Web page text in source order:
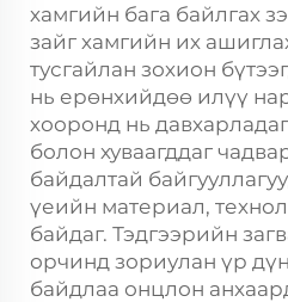
хамгийн бага байлгах
зайг хамгийн их
тусгайлан зохион
нь ерөнхийдөө илүү
хооронд нь
болон хуваагддаг
байдалтай
үеийн материал,
байдаг. Тэдгээрийн
орчинд зориулан үр
байдлаа онцлон